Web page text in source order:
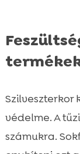
Szilveszterkor
védelme. A
számukra.